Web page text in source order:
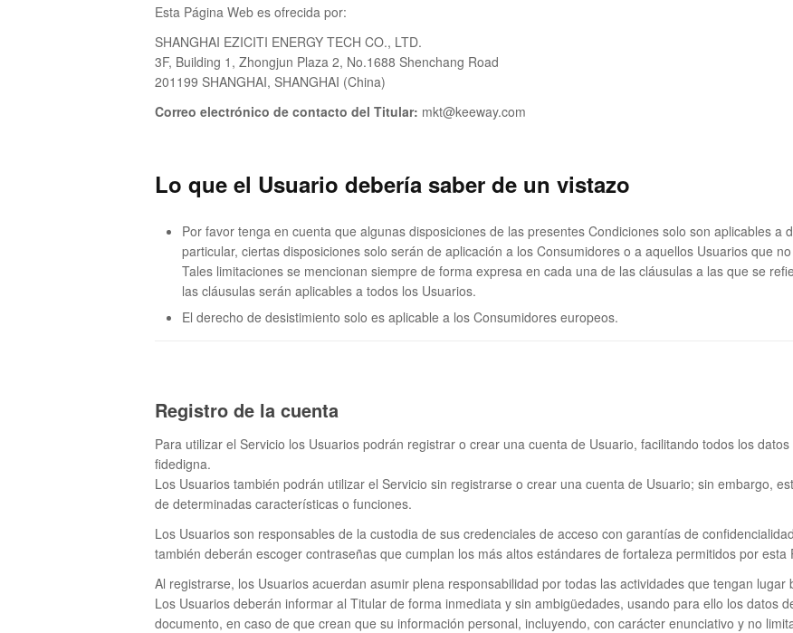
Esta Página Web es ofrecida por:
SHANGHAI EZICITI ENERGY TECH CO., LTD.
3F, Building 1, Zhongjun Plaza 2, No.1688 Shenchang Road
201199 SHANGHAI, SHANGHAI (China)
Correo electrónico de contacto del Titular: mkt@keeway.com
Lo que el Usuario debería saber de un vistazo
Por favor tenga en cuenta que algunas disposiciones de las presentes Condiciones solo son aplicables a
particular, ciertas disposiciones solo serán de aplicación a los Consumidores o a aquellos Usuarios que
Tales limitaciones se mencionan siempre de forma expresa en cada una de las cláusulas a las que se
las cláusulas serán aplicables a todos los Usuarios.
El derecho de desistimiento solo es aplicable a los Consumidores europeos.
Registro de la cuenta
Para utilizar el Servicio los Usuarios podrán registrar o crear una cuenta de Usuario, facilitando todos los
fidedigna.
Los Usuarios también podrán utilizar el Servicio sin registrarse o crear una cuenta de Usuario; sin embargo,
de determinadas características o funciones.
Los Usuarios son responsables de la custodia de sus credenciales de acceso con garantías de
también deberán escoger contraseñas que cumplan los más altos estándares de fortaleza permitidos por esta
Al registrarse, los Usuarios acuerdan asumir plena responsabilidad por todas las actividades que tengan
Los Usuarios deberán informar al Titular de forma inmediata y sin ambigüedades, usando para ello los datos
documento, en caso de que crean que su información personal, incluyendo, con carácter enunciativo y no